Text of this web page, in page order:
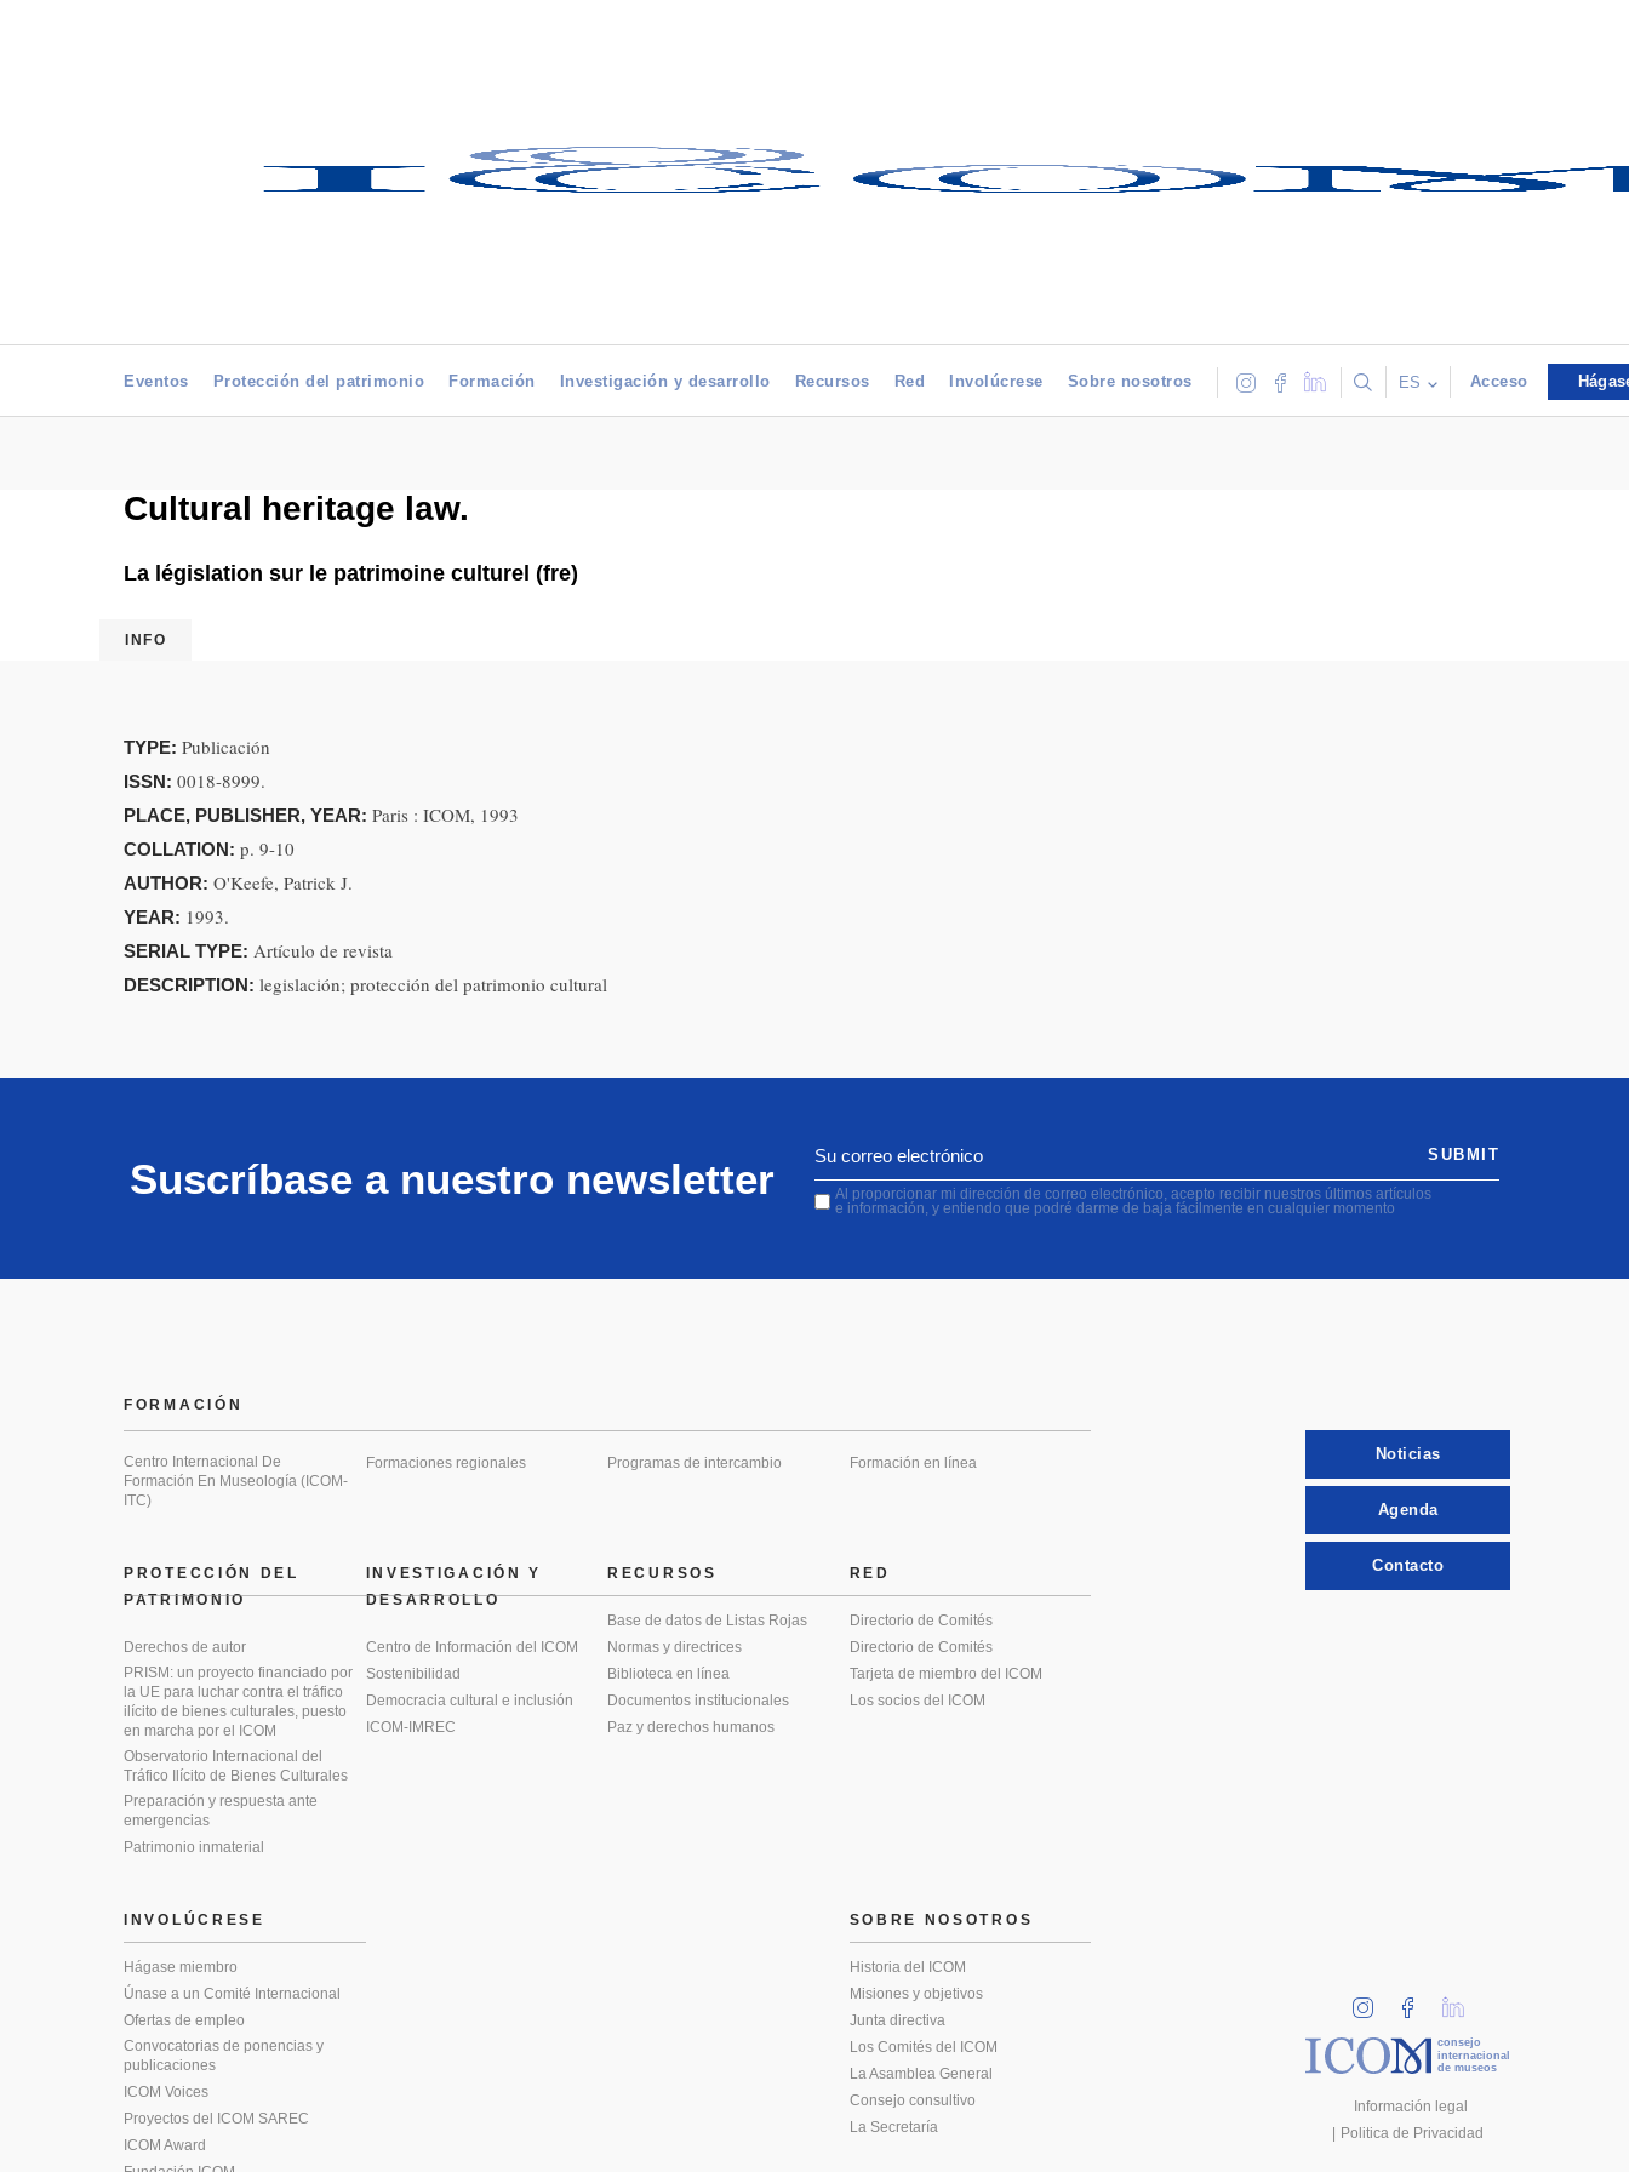
Eventos Protección del patrimonio Formación Investigación y desarrollo Recursos Red Involúcrese Sobre nosotros ES Acceso
Cultural heritage law.
La législation sur le patrimoine culturel (fre)
INFO
TYPE: Publicación
ISSN: 0018-8999.
PLACE, PUBLISHER, YEAR: Paris : ICOM, 1993
COLLATION: p. 9-10
AUTHOR: O'Keefe, Patrick J.
YEAR: 1993.
SERIAL TYPE: Artículo de revista
DESCRIPTION: legislación; protección del patrimonio cultural
Suscríbase a nuestro newsletter
Al proporcionar mi dirección de correo electrónico, acepto recibir nuestros últimos artículos
e información, y entiendo que podré darme de baja fácilmente en cualquier momento
SUBMIT
PROTECCIÓN DEL
PATRIMONIO
Derechos de autor
PRISM: un proyecto financiado por
la UE para luchar contra el tráfico
ilícito de bienes culturales, puesto
en marcha por el ICOM
Observatorio Internacional del
Tráfico Ilícito de Bienes Culturales
Preparación y respuesta ante
emergencias
Patrimonio inmaterial
FORMACIÓN
Centro Internacional De
Formación En Museología (ICOM-
ITC)
Formaciones regionales Programas de intercambio Formación en línea
INVESTIGACIÓN Y
DESARROLLO
Centro de Información del ICOM
Sostenibilidad
Democracia cultural e inclusión
ICOM-IMREC
RECURSOS
Base de datos de Listas Rojas
Normas y directrices
Biblioteca en línea
Documentos institucionales
Paz y derechos humanos
RED
Directorio de Comités
Directorio de Comités
Tarjeta de miembro del ICOM
Los socios del ICOM
INVOLÚCRESE
Hágase miembro
Únase a un Comité Internacional
Ofertas de empleo
Convocatorias de ponencias y
publicaciones
ICOM Voices
Proyectos del ICOM SAREC
ICOM Award
SOBRE NOSOTROS
Historia del ICOM
Misiones y objetivos
Junta directiva
Los Comités del ICOM
La Asamblea General
Consejo consultivo
La Secretaría
Noticias
Agenda
Contacto
consejo
internacional
de museos
Información legal
Politica de Privacidad